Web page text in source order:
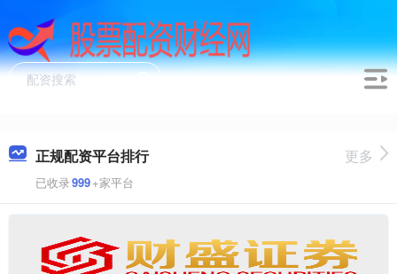
正规配资平台排行
已收录999+家平台
更多